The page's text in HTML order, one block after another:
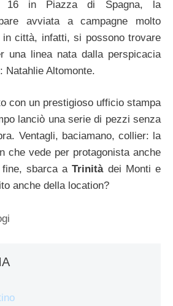
16 in Piazza di Spagna, la
avviata a campagne molto
in città, infatti, si possono trovare
una linea nata dalla perspicacia
Natahlie Altomonte.
con un prestigioso ufficio stampa
lanciò una serie di pezzi senza
Ventagli, baciamano, collier: la
che vede per protagonista anche
fine, sbarca aTrinitàdei Monti e
anche della location?